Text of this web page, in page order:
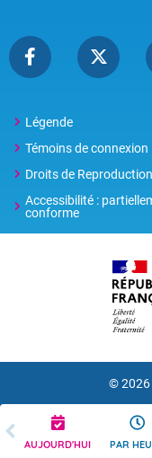
AUJOURD'HUI PAR
Légende
Témoins de connexion
Droits de Reproduction
Accessibilité :
conforme
© 2026